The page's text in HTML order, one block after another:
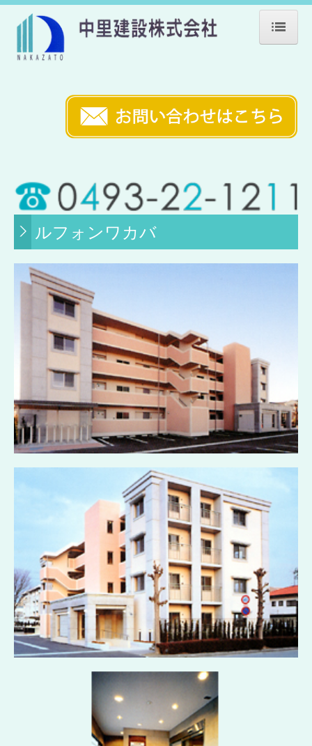
ホーム
会社案内
施工事例
教育施設
福祉施設
医療施設
集合住宅
工場・倉庫
商業施設
採用情報
先輩からのメッセージ
エントリーフォーム
個人情報保護方針
ルフォンワカバ